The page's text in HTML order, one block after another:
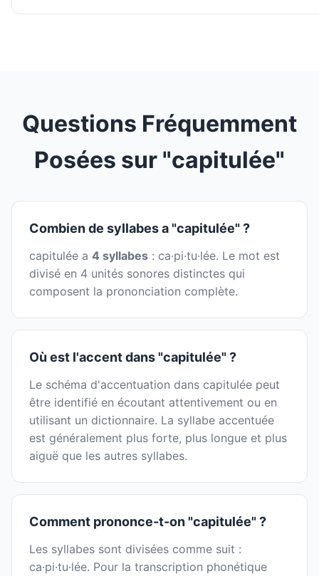
Questions Fréquemment
Posées sur "capitulée"
Combien de syllabes a "capitulée" ?
capitulée a 4 syllabes : ca·pi·tu·lée. Le mot est
divisé en 4 unités sonores distinctes qui
composent la prononciation complète.
Où est l'accent dans "capitulée" ?
Le schéma d'accentuation dans capitulée peut
être identifié en écoutant attentivement ou en
utilisant un dictionnaire. La syllabe accentuée
est généralement plus forte, plus longue et plus
aiguë que les autres syllabes.
Comment prononce-t-on "capitulée" ?
Les syllabes sont divisées comme suit :
ca·pi·tu·lée. Pour la transcription phonétique